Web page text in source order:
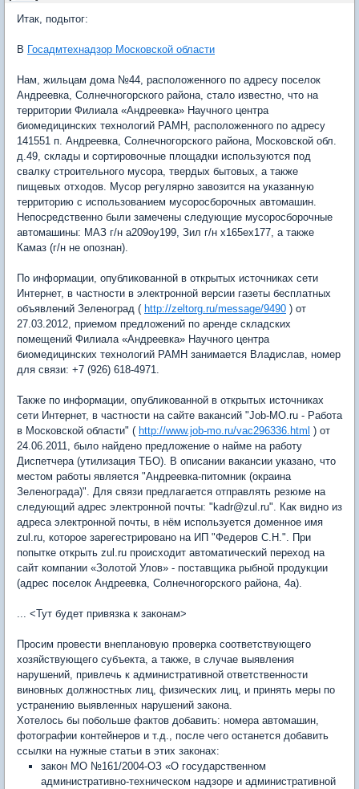
Итак, подытог:
В Госадмтехнадзор Московской области
Нам, жильцам дома №44, расположенного по адресу поселок
Андреевка, Солнечногорского района, стало известно, что на
территории Филиала «Андреевка» Научного центра
биомедицинских технологий РАМН, расположенного по адресу
141551 п. Андреевка, Солнечногорского района, Московской обл.
д.49, склады и сортировочные площадки используются под
свалку строительного мусора, твердых бытовых, а также
пищевых отходов. Мусор регулярно завозится на указанную
территорию с использованием мусоросборочных автомашин.
Непосредственно были замечены следующие мусоросборочные
автомашины: МАЗ г/н а209оу199, Зил г/н х165ех177, а также
Камаз (г/н не опознан).
По информации, опубликованной в открытых источниках сети
Интернет, в частности в электронной версии газеты бесплатных
объявлений Зеленоград ( http://zeltorg.ru/message/9490 ) от
27.03.2012, приемом предложений по аренде складских
помещений Филиала «Андреевка» Научного центра
биомедицинских технологий РАМН занимается Владислав, номер
для связи: +7 (926) 618-4971.
Также по информации, опубликованной в открытых источниках
сети Интернет, в частности на сайте вакансий "Job-MO.ru - Работа
в Московской области" ( http://www.job-mo.ru/vac296336.html ) от
24.06.2011, было найдено предложение о найме на работу
Диспетчера (утилизация ТБО). В описании вакансии указано, что
местом работы является "Андреевка-питомник (окраина
Зеленограда)". Для связи предлагается отправлять резюме на
следующий адрес электронной почты: "kadr@zul.ru". Как видно из
адреса электронной почты, в нём используется доменное имя
zul.ru, которое зарегестрировано на ИП "Федеров С.Н.". При
попытке открыть zul.ru происходит автоматический переход на
сайт компании «Золотой Улов» - поставщика рыбной продукции
(адрес поселок Андреевка, Солнечногорского района, 4а).
... <Тут будет привязка к законам>
Просим провести внеплановую проверка соответствующего
хозяйствующего субъекта, а также, в случае выявления
нарушений, привлечь к административной ответственности
виновных должностных лиц, физических лиц, и принять меры по
устранению выявленных нарушений закона.
Хотелось бы побольше фактов добавить: номера автомашин,
фотографии контейнеров и т.д., после чего останется добавить
ссылки на нужные статьи в этих законах:
закон МО №161/2004-ОЗ «О государственном
административно-техническом надзоре и административной